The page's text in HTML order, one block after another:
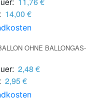
14,00 €
OHNE BALLONGAS-
2,48 €
2,95 €